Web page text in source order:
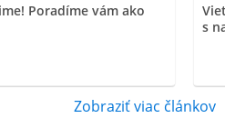
Poradíme vám ako
s
Zobraziť viac článkov